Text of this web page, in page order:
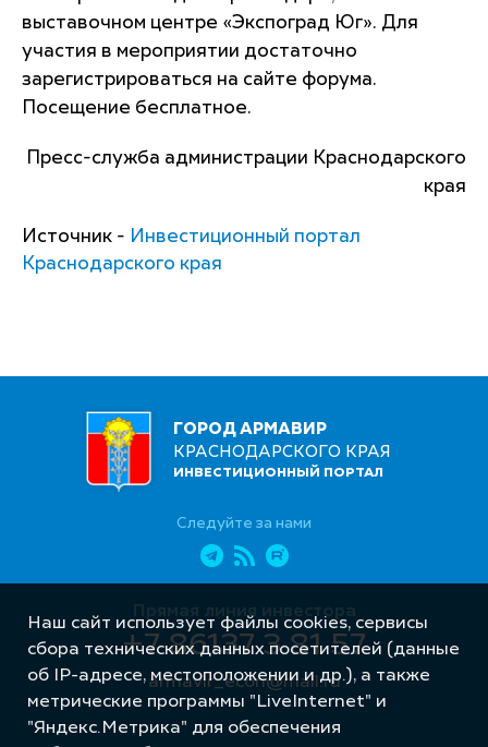
выставочном центре «Экспоград Юг». Для
участия в мероприятии достаточно
зарегистрироваться на сайте форума.
Посещение бесплатное.
Пресс-служба администрации Краснодарского
края
Источник - Инвестиционный портал
Краснодарского края
ГОРОД АРМАВИР
КРАСНОДАРСКОГО КРАЯ
ИНВЕСТИЦИОННЫЙ ПОРТАЛ
Следуйте за нами
Прямая линия инвестора
+7 86137 3 81 57
armavir_econ@mail.ru
Наш сайт использует файлы cookies, сервисы
сбора технических данных посетителей (данные
об IP-адресе, местоположении и др.), а также
метрические программы "LiveInternet" и
"Яндекс.Метрика" для обеспечения